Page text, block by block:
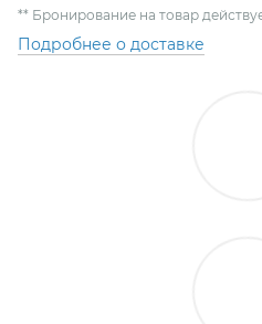
** Бронирование на товар
Подробнее о доставке